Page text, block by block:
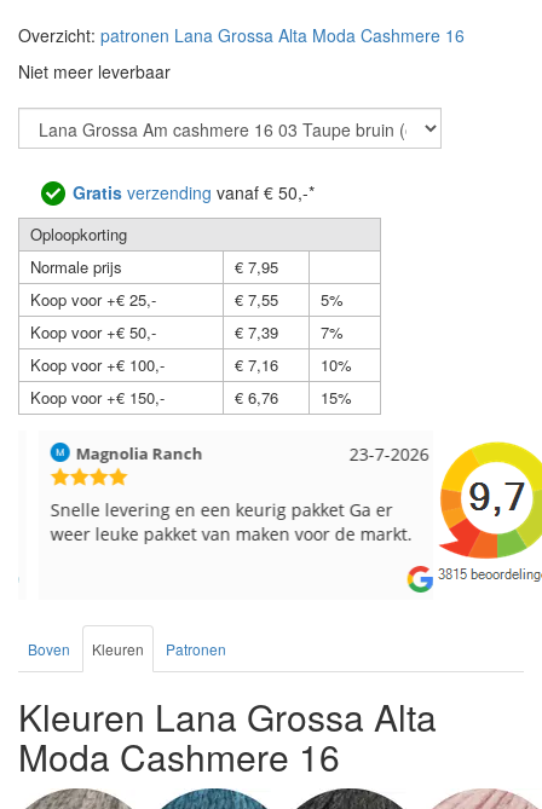
Overzicht: patronen Lana Grossa Alta Moda Cashmere 16
Niet meer leverbaar
Gratis verzending vanaf € 50,-*
Oploopkorting
Normale prijs
€ 7,95
Koop voor +€ 25,-
€ 7,55
5%
Koop voor +€ 50,-
€ 7,39
7%
Koop voor +€ 100,-
€ 7,16
10%
Koop voor +€ 150,-
€ 6,76 15%
23-7-2026
Magnolia Ranch
Snelle levering en een keurig pakket Ga er
weer leuke pakket van maken voor de markt.
Hilde uit
Reeds
de service.
Boven Kleuren Patronen
Kleuren Lana Grossa Alta
Moda Cashmere 16